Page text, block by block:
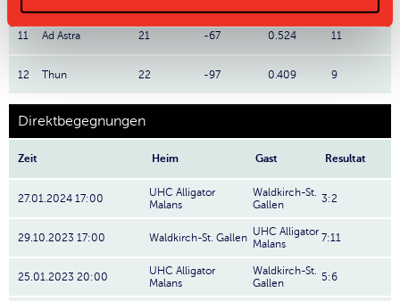
11 Ad Astra 21 -67 0.524 11
12 Thun 22 -97 0.409 9
Direktbegegnungen
Zeit Heim Gast Resultat
27.01.2024 17:00
UHC Alligator
Malans
Waldkirch-St.
Gallen
3:2
29.10.2023 17:00 Waldkirch-St. Gallen UHC Alligator
Malans
7:11
25.01.2023 20:00
UHC Alligator
Malans
Waldkirch-St.
Gallen
5:6